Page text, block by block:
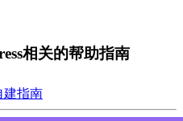
相关的帮助指南
建指南